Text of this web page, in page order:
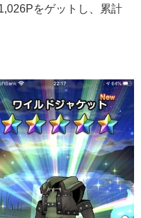
をゲットし、累計